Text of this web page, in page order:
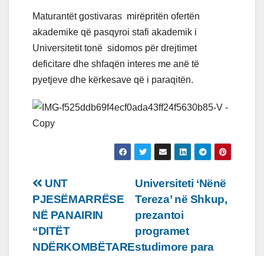
Maturantët gostivaras mirëpritën ofertën
akademike që pasqyroi stafi akademik i
Universitetit tonë sidomos për drejtimet
deficitare dhe shfaqën interes me anë të
pyetjeve dhe kërkesave që i paraqitën.
Lëvizje
te
postimet
Universiteti ‘Nënë
Tereza’ në Shkup,
prezantoi
programet
studimore para
UNT
PJESËMARRËSE
NË PANAIRIN
“DITËT
NDËRKOMBËTARE